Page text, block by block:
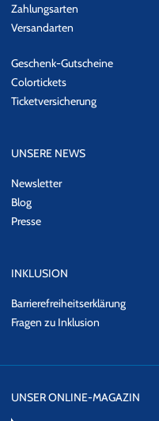
Zahlungsarten
Versandarten
Geschenk-Gutscheine
Colortickets
Ticketversicherung
UNSERE NEWS
Newsletter
Blog
Presse
INKLUSION
Barrierefreiheitserklärung
Fragen zu Inklusion
UNSER ONLINE-MAGAZIN